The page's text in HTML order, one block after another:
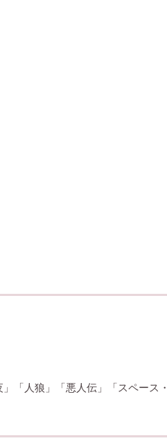
」「人狼」「悪人伝」「スペース